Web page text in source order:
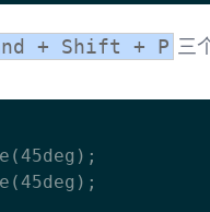
+ Shift + P 三